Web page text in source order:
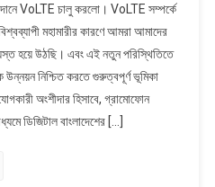
গ্রাহকদের
উন্নত
সেবা
প্রদানে
VoLTE
চালু
VoLTE চালু করলো। VoLTE সম্পর্কে
মহামারীর কারণে আমরা আমাদের
হয়ে উঠছি। এবং এই নতুন পরিস্থিতিতে
উন্নয়ন নিশ্চিত করতে গুরুত্বপূর্ণ ভূমিকা
অংশীদার হিসাবে, গ্রামোফোন
ডিজিটাল বাংলাদেশের […]